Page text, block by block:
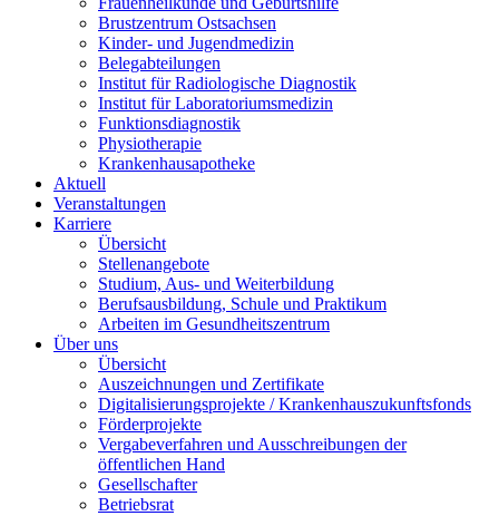
Brustzentrum Ostsachsen
Kinder- und Jugendmedizin
Belegabteilungen
Institut für Radiologische Diagnostik
Institut für Laboratoriumsmedizin
Funktionsdiagnostik
Physiotherapie
Krankenhausapotheke
Aktuell
Veranstaltungen
Karriere
Übersicht
Stellenangebote
Studium, Aus- und Weiterbildung
Berufsausbildung, Schule und Praktikum
Arbeiten im Gesundheitszentrum
Über uns
Übersicht
Auszeichnungen und Zertifikate
Digitalisierungsprojekte / Krankenhauszukunftsfonds
Förderprojekte
Vergabeverfahren und Ausschreibungen der
öffentlichen Hand
Gesellschafter
Betriebsrat